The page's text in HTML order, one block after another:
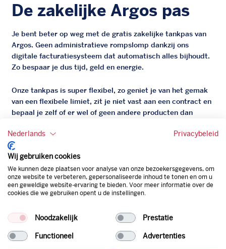
De zakelijke Argos pas
Je bent beter op weg met de gratis zakelijke tankpas van
Argos. Geen administratieve rompslomp dankzij ons
digitale facturatiesysteem dat automatisch alles bijhoudt.
Zo bespaar je dus tijd, geld en energie.
Onze tankpas is super flexibel, zo geniet je van het gemak
van een flexibele limiet, zit je niet vast aan een contract en
bepaal je zelf of er wel of geen andere producten dan
Bovendien profiteer je altijd van een gegarandeerde
korting. Mocht de pompprijs toch lager zijn dan betaal je
natuurlijk de prijs aan de pomp. Zo ben je altijd verzekerd
van de laagste prijs.
Nederlands Privacybeleid
Wij gebruiken cookies
We kunnen deze plaatsen voor analyse van onze bezoekersgegevens, om
onze website te verbeteren, gepersonaliseerde inhoud te tonen en om u
een geweldige website-ervaring te bieden. Voor meer informatie over de
cookies die we gebruiken opent u de instellingen.
Noodzakelijk Prestatie
Functioneel Advertenties